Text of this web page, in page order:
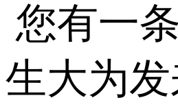
您有一
生大为